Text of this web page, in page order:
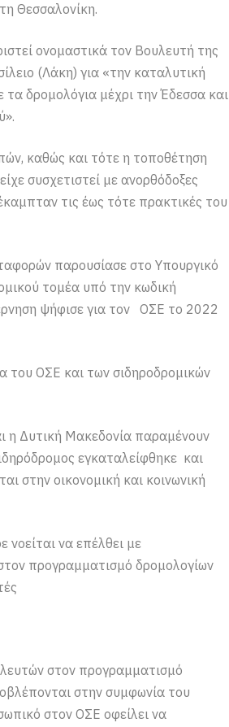
Θεσσαλονίκη.
ονομαστικά τον Βουλευτή της
(Λάκη) για «την καταλυτική
δρομολόγια μέχρι την Έδεσσα και
καθώς και τότε η τοποθέτηση
συσχετιστεί με ανορθόδοξες
τις έως τότε πρακτικές του
παρουσίασε στο Υπουργικό
τομέα υπό την κωδική
ψήφισε για τον ΟΣΕ το 2022
του ΟΣΕ και των σιδηροδρομικών
η Δυτική Μακεδονία παραμένουν
εγκαταλείφθηκε και
στην οικονομική και κοινωνική
νοείται να επέλθει με
προγραμματισμό δρομολογίων
στον προγραμματισμό
στην συμφωνία του
στον ΟΣΕ οφείλει να